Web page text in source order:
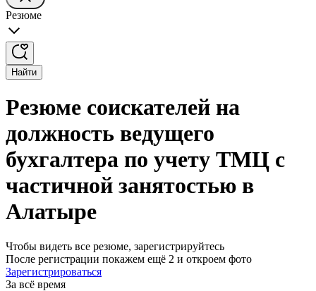
Резюме
Найти
Резюме соискателей на
должность ведущего
бухгалтера по учету ТМЦ с
частичной занятостью в
Алатыре
Чтобы видеть все резюме, зарегистрируйтесь
После регистрации покажем ещё 2 и откроем фото
Зарегистрироваться
За всё время